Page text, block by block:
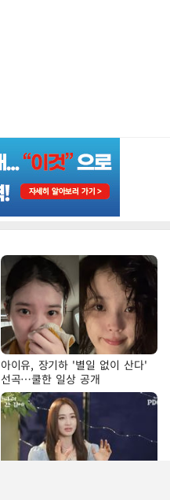
아이유, 장기하 '별일 없이 산다'
선곡…쿨한 일상 공개